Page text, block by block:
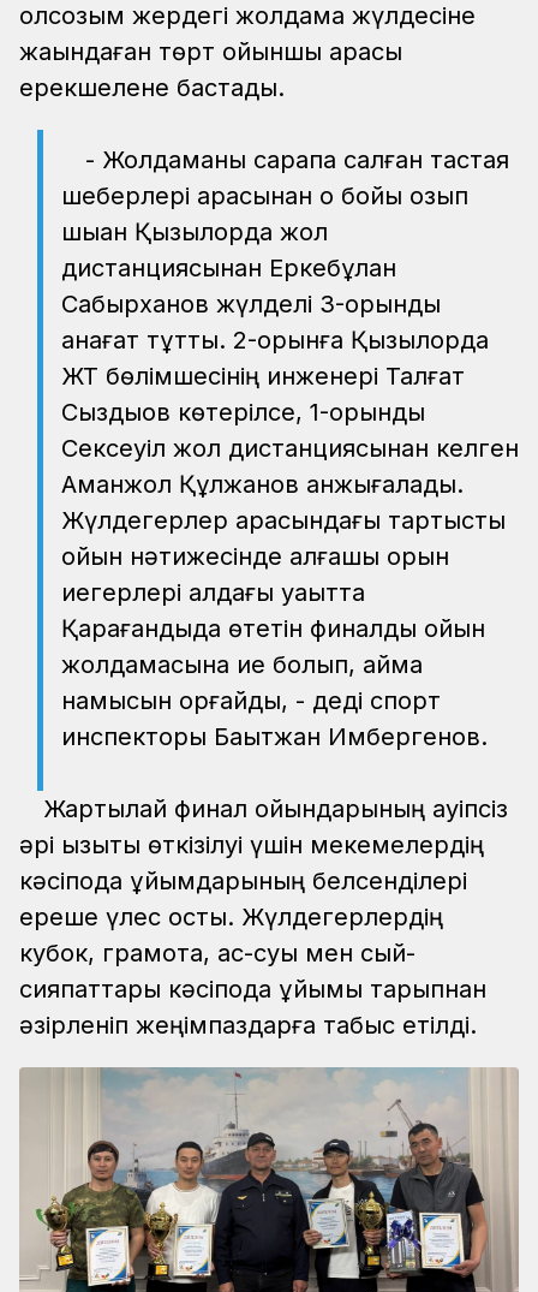
қолсозым жердегі жолдама жүлдесіне
жақындаған төрт ойыншы қарасы
ерекшелене бастады.
- Жолдаманы сарапқа салған тастаяқ
шеберлері арасынан оқ бойы озып
шыққан Қызылорда жол
дистанциясынан Еркебұлан
Сабырханов жүлделі 3-орынды
қанағат тұтты. 2-орынға Қызылорда
ЖТ бөлімшесінің инженері Талғат
Сыздықов көтерілсе, 1-орынды
Сексеуіл жол дистанциясынан келген
Аманжол Құлжанов қанжығалады.
Жүлдегерлер арасындағы тартысты
ойын нәтижесінде алғашқы орын
иегерлері алдағы уақытта
Қарағандыда өтетін финалдық ойын
жолдамасына ие болып, аймақ
намысын қорғайды, - деді спорт
инспекторы Бақытжан Имбергенов.
Жартылай финал ойындарының қауіпсіз
әрі қызықты өткізілуі үшін мекемелердің
кәсіподақ ұйымдарының белсенділері
ереше үлес қосты. Жүлдегерлердің
кубок, грамота, ас-суы мен сый-
сияпаттары кәсіподақ ұйымы тарыпнан
әзірленіп жеңімпаздарға табыс етілді.